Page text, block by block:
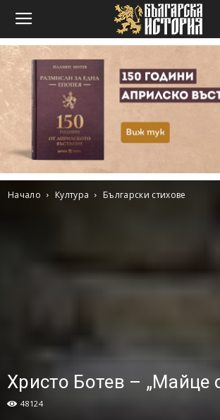
Начало Култура Български стихове
Христо Ботев – „Майце
48124